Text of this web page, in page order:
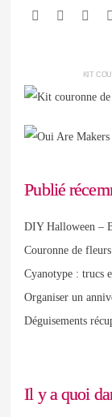
KIT
Publié
DIY Halloween –
Couronne de
Cyanotype : trucs
Organiser un
Déguisements
Il y a quoi